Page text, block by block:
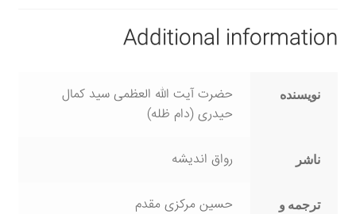
Additional information
نویسنده
حضرت آیت الله العظمی سید کمال
حیدری (دام ظله)
ناشر رواق اندیشه
ترجمه و حسین مرکزی مقدم